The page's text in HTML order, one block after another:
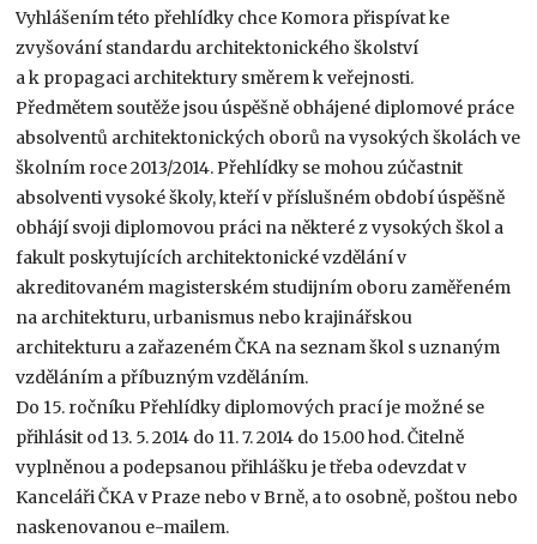
Vyhlášením této přehlídky chce Komora přispívat ke
zvyšování standardu architektonického školství
a k propagaci architektury směrem k veřejnosti.
Předmětem soutěže jsou úspěšně obhájené diplomové práce
absolventů architektonických oborů na vysokých školách ve
školním roce 2013/2014. Přehlídky se mohou zúčastnit
absolventi vysoké školy, kteří v příslušném období úspěšně
obhájí svoji diplomovou práci na některé z vysokých škol a
fakult poskytujících architektonické vzdělání v
akreditovaném magisterském studijním oboru zaměřeném
na architekturu, urbanismus nebo krajinářskou
architekturu a zařazeném ČKA na seznam škol s uznaným
vzděláním a příbuzným vzděláním.
Do 15. ročníku Přehlídky diplomových prací je možné se
přihlásit od 13. 5. 2014 do 11. 7. 2014 do 15.00 hod. Čitelně
vyplněnou a podepsanou přihlášku je třeba odevzdat v
Kanceláři ČKA v Praze nebo v Brně, a to osobně, poštou nebo
naskenovanou e-mailem.